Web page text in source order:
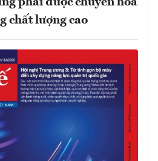
chất lượng cao